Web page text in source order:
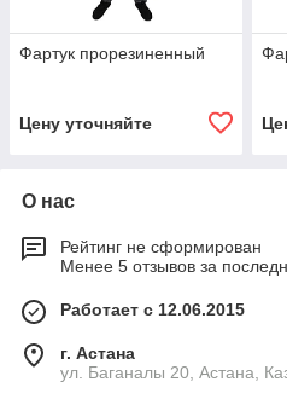
Фартук прорезиненный
Цену уточняйте
О нас
Рейтинг не сформирован
Менее 5 отзывов за
Работает с 12.06.2015
г. Астана
ул. Баганалы 20, Астана,